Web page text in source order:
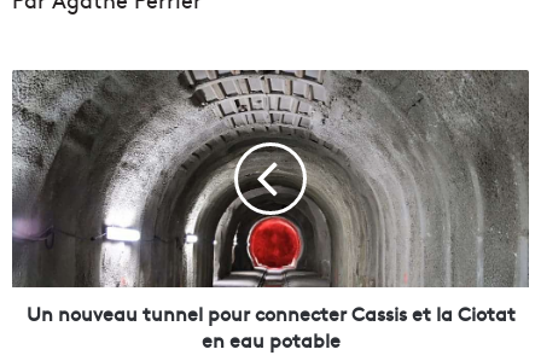
U
n
n
o
u
v
e
a
u
Un nouveau tunnel pour connecter Cassis et la Ciotat
en eau potable